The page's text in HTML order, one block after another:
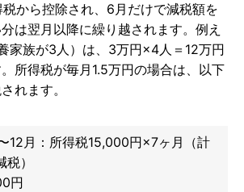
から控除され、6月だけで減税額を
は翌月以降に繰り越されます。例え
家族が3人）は、3万円×4人＝12万円
所得税が毎月1.5万円の場合は、以下
れます。
12月：所得税15,000円×7ヶ月（計
）
円